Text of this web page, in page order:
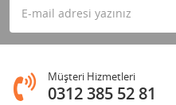
Müşteri Hizmetleri
0312 385 52 81